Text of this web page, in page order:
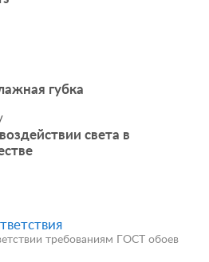
губка
света в
требованиям ГОСТ обоев